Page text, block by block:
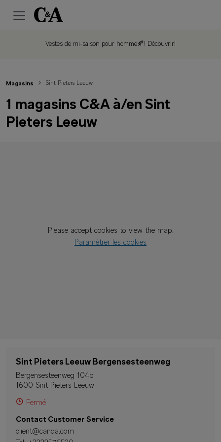
Vestes de mi-saison pour homme🍂! Découvrir!
Please accept cookies to view the map.
Paramétrer les cookies
Magasins Sint Pieters Leeuw
1 magasins C&A à/en Sint
Pieters Leeuw
Sint Pieters Leeuw Bergensesteenweg
Bergensesteenweg 104b
1600 Sint Pieters Leeuw
Fermé
Contact Customer Service
client@canda.com